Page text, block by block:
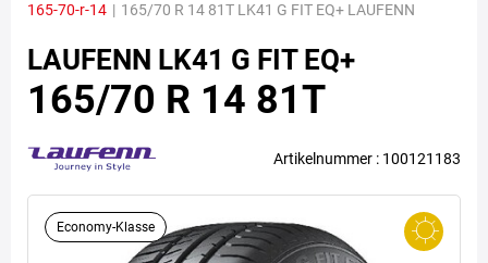
Economy-Klasse
165-70-r-14 | 165/70 R 14 81T LK41 G FIT EQ+ LAUFENN
LAUFENN LK41 G FIT EQ+
165/70 R 14 81T
Artikelnummer : 100121183